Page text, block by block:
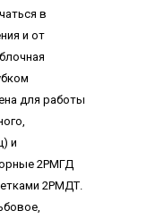
в
и от
для работы
и
2РМГД
2РМДТ.